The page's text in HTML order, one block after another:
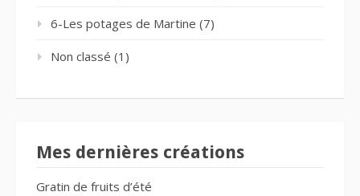
6-Les potages de Martine (7)
Non classé (1)
Mes dernières créations
Gratin de fruits d’été